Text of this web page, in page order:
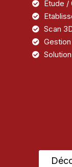
Etude /
Scan